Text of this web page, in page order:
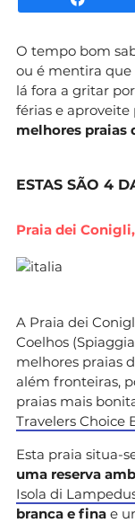
O tempo bom
ou é mentira
lá fora a gritar
férias e aproveite
melhores praias
ESTAS SÃO 4
Praia dei
A Praia dei
Coelhos
melhores praias
além fronteiras,
praias mais
Travelers Choice
Esta praia situa-
uma reserva
Isola di
branca e fina e